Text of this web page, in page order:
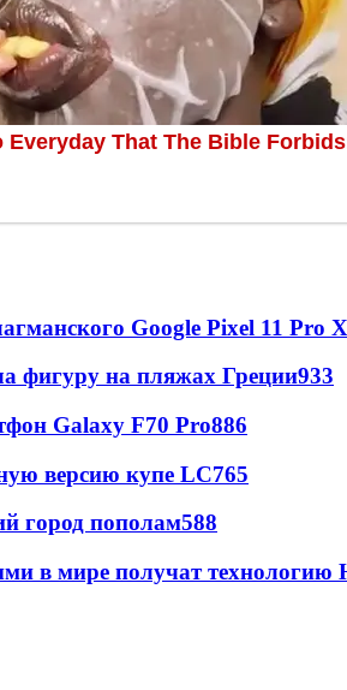
Google Pixel 11 Pro
фигуру на пляжах Греции933
Galaxy F70 Pro886
версию купе LC765
город пополам588
в мире получат технологию